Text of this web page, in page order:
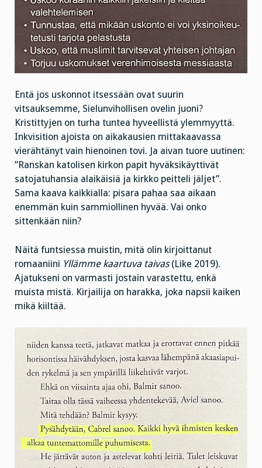
Entä jos uskonnot itsessään ovat suurin
vitsauksemme, Sielunvihollisen ovelin juoni?
Kristittyjen on turha tuntea hyveellistä ylemmyyttä.
Inkvisition ajoista on aikakausien mittakaavassa
vierähtänyt vain hienoinen tovi. Ja aivan tuore uutinen:
”Ranskan katolisen kirkon papit hyväksikäyttivät
satojatuhansia alaikäisiä ja kirkko peitteli jäljet”.
Sama kaava kaikkialla: pisara pahaa saa aikaan
enemmän kuin sammiollinen hyvää. Vai onko
sittenkään niin?
Näitä funtsiessa muistin, mitä olin kirjoittanut
romaaniini Yllämme kaartuva taivas(Like 2019).
Ajatukseni on varmasti jostain varastettu, enkä
muista mistä. Kirjailija on harakka, joka napsii kaiken
mikä kiiltää.